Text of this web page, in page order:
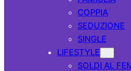
COPPIA
SEDUZIONE
SINGLE
LIFESTYLE
SOLDI AL